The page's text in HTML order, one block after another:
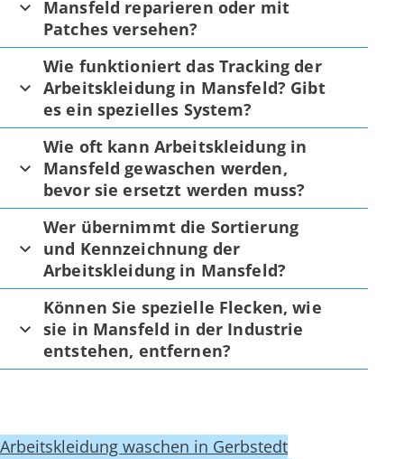
Mansfeld reparieren oder mit
Patches versehen?
Wie funktioniert das Tracking der
Arbeitskleidung in Mansfeld? Gibt
es ein spezielles System?
Wie oft kann Arbeitskleidung in
Mansfeld gewaschen werden,
bevor sie ersetzt werden muss?
Wer übernimmt die Sortierung
und Kennzeichnung der
Arbeitskleidung in Mansfeld?
Können Sie spezielle Flecken, wie
sie in Mansfeld in der Industrie
entstehen, entfernen?
Arbeitskleidung waschen in Gerbstedt